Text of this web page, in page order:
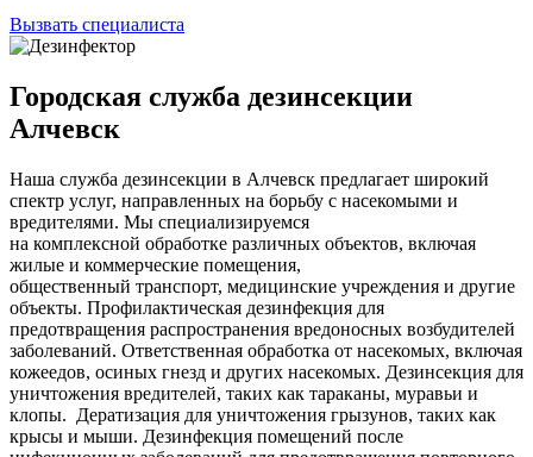
Вызвать специалиста
Городская служба дезинсекции
Алчевск
Наша служба дезинсекции в Алчевск предлагает широкий
спектр услуг, направленных на борьбу с насекомыми и
вредителями. Мы специализируемся
на комплексной обработке различных объектов, включая
жилые и коммерческие помещения,
общественный транспорт, медицинские учреждения и другие
объекты. Профилактическая дезинфекция для
предотвращения распространения вредоносных возбудителей
заболеваний. Ответственная обработка от насекомых, включая
кожеедов, осиных гнезд и других насекомых. Дезинсекция для
уничтожения вредителей, таких как тараканы, муравьи и
клопы. Дератизация для уничтожения грызунов, таких как
крысы и мыши. Дезинфекция помещений после